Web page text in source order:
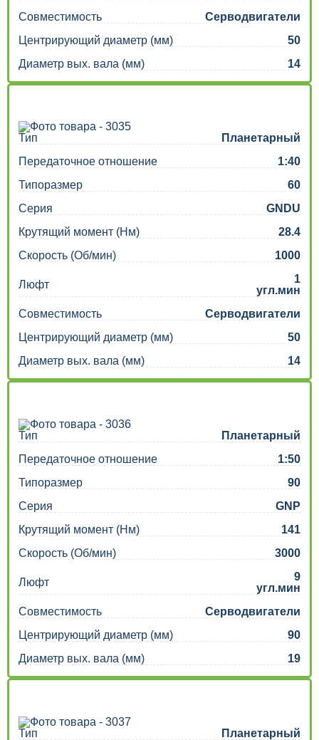
Совместимость
Серводвигатели
Центрирующий диаметр (мм)
50
Диаметр вых. вала (мм)
14
Тип
Планетарный
Передаточное отношение
1:40
Типоразмер
60
Серия
GNDU
Крутящий момент (Нм)
28.4
Скорость (Об/мин)
1000
Люфт
1
угл.мин
Совместимость
Серводвигатели
Центрирующий диаметр (мм)
50
Диаметр вых. вала (мм)
14
Тип
Планетарный
Передаточное отношение
1:50
Типоразмер
90
Серия
GNP
Крутящий момент (Нм)
141
Скорость (Об/мин)
3000
Люфт
9
угл.мин
Совместимость
Серводвигатели
Центрирующий диаметр (мм)
90
Диаметр вых. вала (мм)
19
Тип Планетарный